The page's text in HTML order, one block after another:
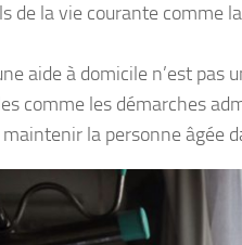
de la vie courante comme
aide à domicile n’est
comme les démarches
la personne âgée